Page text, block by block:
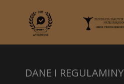
DANE I REGULAMINY